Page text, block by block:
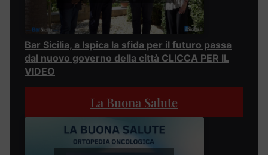
Bar Sicilia, a Ispica la sfida per il futuro passa
dal nuovo governo della città CLICCA PER IL
VIDEO
La Buona Salute